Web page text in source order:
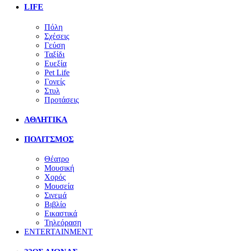
LIFE
Πόλη
Σχέσεις
Γεύση
Ταξίδι
Ευεξία
Pet Life
Γονείς
Στυλ
Προτάσεις
ΑΘΛΗΤΙΚΑ
ΠΟΛΙΤΣΜΟΣ
Θέατρο
Μουσική
Χορός
Μουσεία
Σινεμά
Βιβλίο
Εικαστικά
Τηλεόραση
ENTERTAINMENT